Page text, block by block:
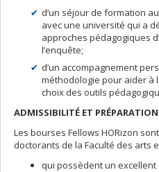
d’un séjour de formation
avec une université qui a
approches pédagogiques
l’enquête;
d’un accompagnement
méthodologie pour aider à
choix des outils
ADMISSIBILITÉ ET
Les bourses Fellows HORizon
doctorants de la Faculté des arts
qui possèdent un